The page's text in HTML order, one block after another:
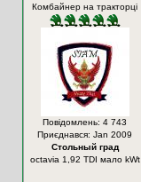
Комбайнер на тракторці
Повідомлень: 4 743
Приєднався: Jan 2009
Стольный град
octavia 1,92 TDI мало kWt